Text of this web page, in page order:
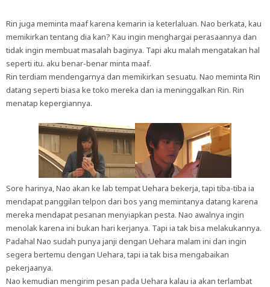
Rin juga meminta maaf karena kemarin ia keterlaluan. Nao berkata, kau
memikirkan tentang dia kan? Kau ingin menghargai perasaannya dan
tidak ingin membuat masalah baginya. Tapi aku malah mengatakan hal
seperti itu. aku benar-benar minta maaf.
Rin terdiam mendengarnya dan memikirkan sesuatu. Nao meminta Rin
datang seperti biasa ke toko mereka dan ia meninggalkan Rin. Rin
menatap kepergiannya.
Sore harinya, Nao akan ke lab tempat Uehara bekerja, tapi tiba-tiba ia
mendapat panggilan telpon dari bos yang memintanya datang karena
mereka mendapat pesanan menyiapkan pesta. Nao awalnya ingin
menolak karena ini bukan hari kerjanya. Tapi ia tak bisa melakukannya.
Padahal Nao sudah punya janji dengan Uehara malam ini dan ingin
segera bertemu dengan Uehara, tapi ia tak bisa mengabaikan
pekerjaanya.
Nao kemudian mengirim pesan pada Uehara kalau ia akan terlambat